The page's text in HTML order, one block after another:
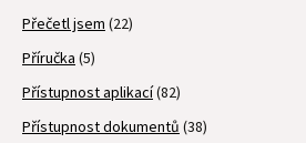
Přečetl jsem (22)
Příručka (5)
Přístupnost aplikací(82)
Přístupnost dokumentů (38)